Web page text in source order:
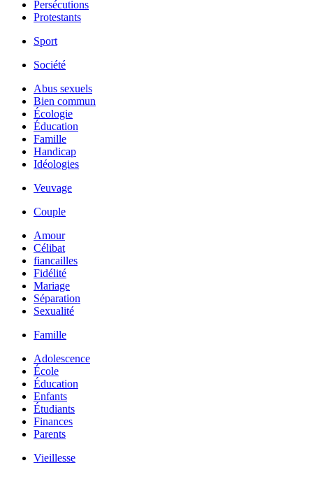
Persécutions
Protestants
Sport
Société
Abus sexuels
Bien commun
Écologie
Éducation
Famille
Handicap
Idéologies
Veuvage
Couple
Amour
Célibat
fiancailles
Fidélité
Mariage
Séparation
Sexualité
Famille
Adolescence
École
Éducation
Enfants
Étudiants
Finances
Parents
Vieillesse